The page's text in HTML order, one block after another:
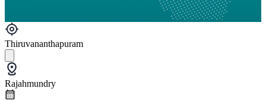
Thiruvananthapuram
Rajahmundry